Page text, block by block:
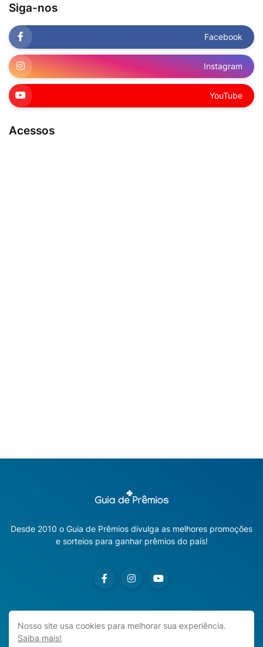
Siga-nos
Facebook
Instagram
YouTube
Acessos
Desde 2010 o Guia de Prêmios divulga as melhores promoções
e sorteios para ganhar prêmios do país!
Copyright ©
Nosso site usa cookies para melhorar sua experiência.
Saiba mais!